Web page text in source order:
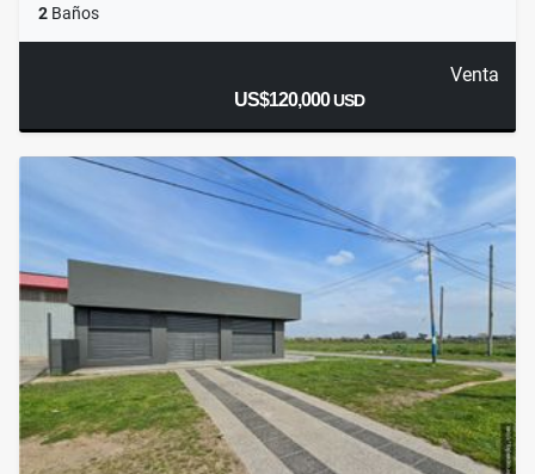
2 Baños
Venta
US$120,000USD